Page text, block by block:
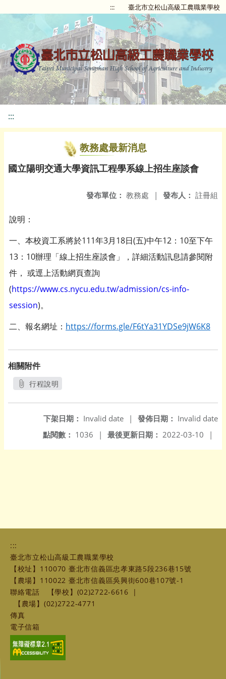
::: 臺北市立松山高級工農職業學校
:::
教務處最新消息
國立陽明交通大學資訊工程學系線上招生座談會
發布人： 註冊組
發布單位： 教務處 |
說明：
一、本校資工系將於111年3月18日(五)中午12：10至下午
13：10辦理「線上招生座談會」，詳細活動訊息請參閱附
件， 或逕上活動網頁查詢
(https://www.cs.nycu.edu.tw/admission/cs-info-
session)。
二、報名網址： https://forms.gle/F6tYa31YDSe9jW6K8
相關附件
行程說明
發佈日期： Invalid date
下架日期： Invalid date
|
最後更新日期： 2022-03-10 |
點閱數： 1036 |
:::
臺北市立松山高級工農職業學校
【校址】110070 臺北市信義區忠孝東路5段236巷15號
【農場】110022 臺北市信義區吳興街600巷107號-1
聯絡電話
【學校】(02)2722-6616
|
【農場】(02)2722-4771
傳真
電子信箱